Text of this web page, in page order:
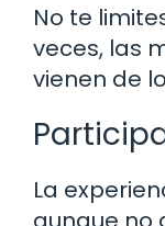
No te
veces, las
vienen de
La